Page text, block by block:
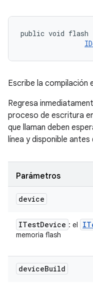
public void flash
Escribe la compilación
Regresa
proceso de escritura
que llaman deben
línea y disponible
Parámetros
device
ITestDevice : el
memoria flash
deviceBuild